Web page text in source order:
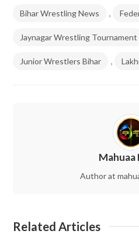
Bihar Wrestling News
,
Jaynagar Wrestling Tournament
Junior Wrestlers Bihar ,
Mahuaa
Author at
Related Articles